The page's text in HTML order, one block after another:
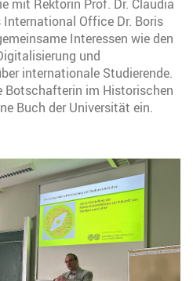
mit Rektorin Prof. Dr. Claudia
International Office Dr. Boris
Interessen wie den
und
internationale Studierende.
Botschafterin im Historischen
Buch der Universität ein.